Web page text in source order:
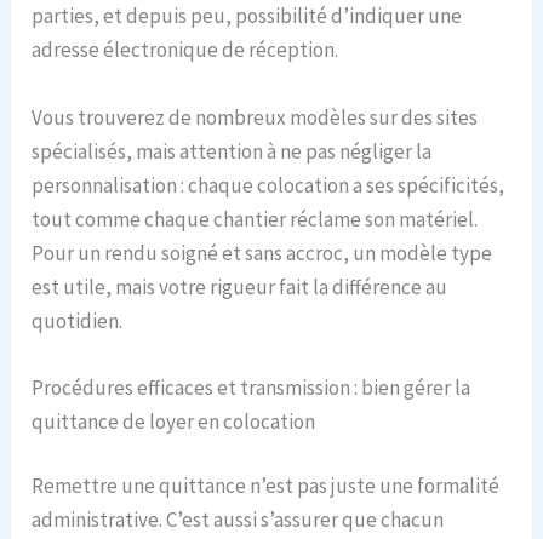
parties, et depuis peu, possibilité d’indiquer une
adresse électronique de réception.
Vous trouverez de nombreux modèles sur des sites
spécialisés, mais attention à ne pas négliger la
personnalisation : chaque colocation a ses spécificités,
tout comme chaque chantier réclame son matériel.
Pour un rendu soigné et sans accroc, un modèle type
est utile, mais votre rigueur fait la différence au
quotidien.
Procédures efficaces et transmission : bien gérer la
quittance de loyer en colocation
Remettre une quittance n’est pas juste une formalité
administrative. C’est aussi s’assurer que chacun